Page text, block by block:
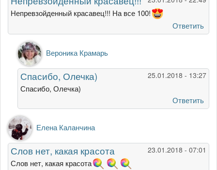
Непревзойденный красавец!!! На все 100!
Ответить
Ответ
на
Непревзойденный
красавец!!!
от
Ольга
Вероника Крамарь
25.01.2018 - 13:27
Спасибо, Олечка)
Спасибо, Олечка)
Ответить
Елена Каланчина
23.01.2018 - 07:01
Слов нет, какая красота
Слов нет, какая красота